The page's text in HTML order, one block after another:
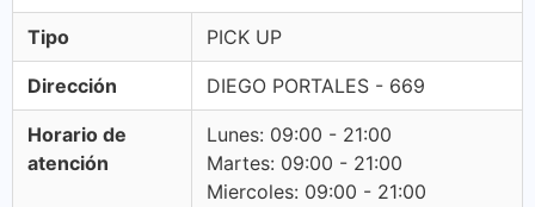
Tipo PICK UP
Dirección DIEGO PORTALES - 669
Horario de
atención
Lunes: 09:00 - 21:00
Martes: 09:00 - 21:00
Miercoles: 09:00 - 21:00